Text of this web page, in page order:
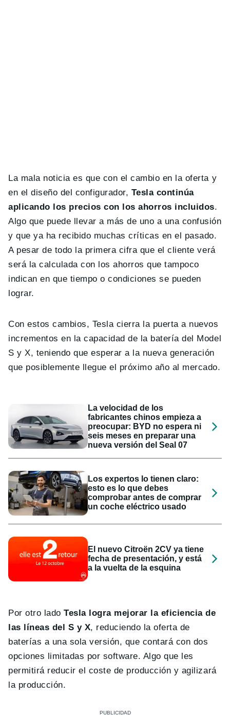
La mala noticia es que con el cambio en la oferta y
en el diseño del configurador, Tesla continúa
aplicando los precios con los ahorros incluidos.
Algo que puede llevar a más de uno a una confusión
y que ya ha recibido muchas críticas en el pasado.
A pesar de todo la primera cifra que el cliente verá
será la calculada con los ahorros que tampoco
indican en que tiempo o condiciones se pueden
lograr.
Con estos cambios, Tesla cierra la puerta a nuevos
incrementos en la capacidad de la batería del Model
S y X, teniendo que esperar a la nueva generación
que posiblemente llegue el próximo año al mercado.
La velocidad de los
fabricantes chinos empieza a
preocupar: BYD no espera ni
seis meses en preparar una
nueva versión del Seal 07
Los expertos lo tienen claro:
esto es lo que debes
comprobar antes de comprar
un coche eléctrico usado
El nuevo Citroën 2CV ya tiene
fecha de presentación, y está
a la vuelta de la esquina
Por otro ladoTesla logra mejorar la eficiencia de
las líneas del S y X, reduciendo la oferta de
baterías a una sola versión, que contará con dos
opciones limitadas por software. Algo que les
permitirá reducir el coste de producción y agilizará
la producción.